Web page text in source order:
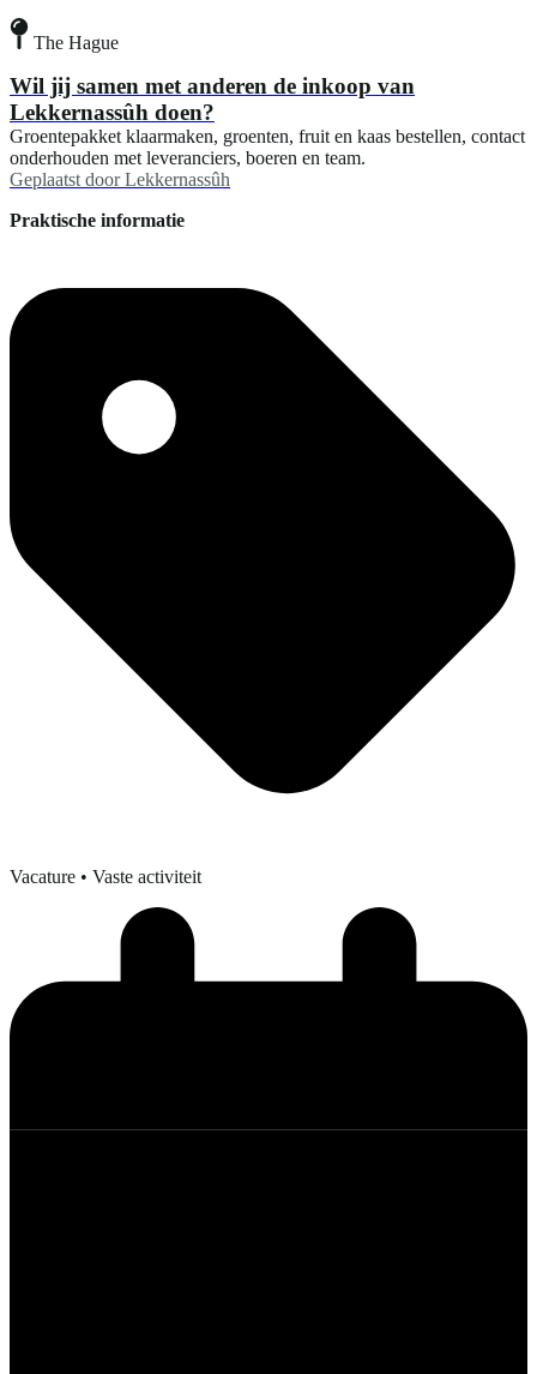
The Hague
Wil jij samen met anderen de inkoop van
Lekkernassûh doen?
Groentepakket klaarmaken, groenten, fruit en kaas bestellen, contact
onderhouden met leveranciers, boeren en team.
Geplaatst door Lekkernassûh
Praktische informatie
Vacature • Vaste activiteit